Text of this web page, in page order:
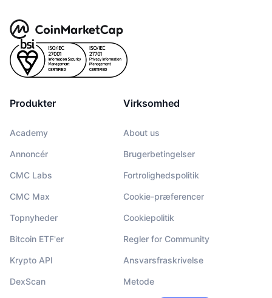
Produkter
Academy
Annoncér
CMC Labs
CMC Max
Topnyheder
Bitcoin ETF'er
Krypto API
DexScan
Virksomhed
About us
Brugerbetingelser
Fortrolighedspolitik
Cookie-præferencer
Cookiepolitik
Regler for Community
Ansvarsfraskrivelse
Metode